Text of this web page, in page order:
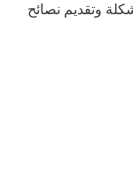
وتقديم نصائح